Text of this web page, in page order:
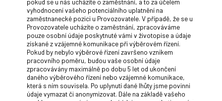
pokud se u nás ucházíte o zaměstnání, a to za účelem
vyhodnocení vašeho potenciálního uplatnění na
zaměstnanecké pozici u Provozovatele. V případě, že se u
Provozovatele ucházíte o zaměstnání, zpracováváme
pouze osobní údaje poskytnuté vámi v životopise a údaje
získané z vzájemné komunikace při výběrovém řízení.
Pokud by nebylo výběrové řízení završeno vznikem
pracovního poměru, budou vaše osobní údaje
zpracovávány maximálně po dobu 5 let od ukončení
daného výběrového řízení nebo vzájemné komunikace,
která s ním souvisela. Po uplynutí dané lhůty jsme povinni
údaje vymazat či anonymizovat. Dále na základě vašeho